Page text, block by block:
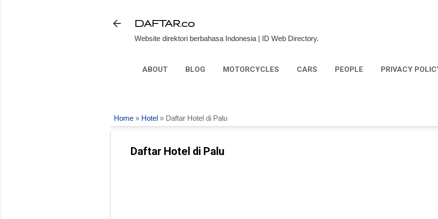
DAFTAR.co
Website direktori berbahasa Indonesia | ID Web Directory.
ABOUT BLOG MOTORCYCLES CARS PEOPLE PRIVACY
Home » Hotel » Daftar Hotel di Palu
Daftar Hotel di Palu